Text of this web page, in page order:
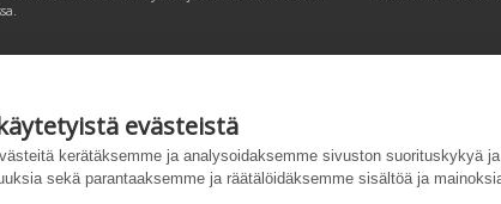
evästeistä
kerätäksemme ja analysoidaksemme sivuston suorituskykyä
sekä parantaaksemme ja räätälöidäksemme sisältöä ja
| Tietosuojailmoitus|Saavutettavuusseloste|
– SuunniteltuCustomizrilla